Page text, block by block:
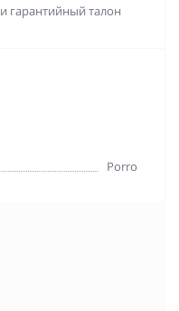
гарантийный талон
Porro